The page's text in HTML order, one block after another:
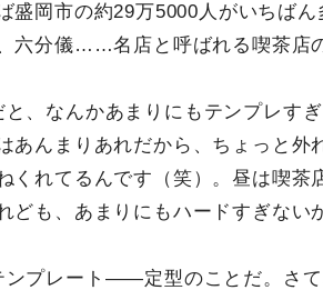
盛岡市の約29万5000人がいちば
六分儀……名店と呼ばれる喫茶店
と、なんかあまりにもテンプレす
あんまりあれだから、ちょっと外
くれてるんです（笑）。昼は喫
ども、あまりにもハードすぎない
ンプレート——定型のことだ。さ